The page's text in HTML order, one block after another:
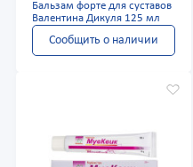
Бальзам форте для суставов
Валентина Дикуля 125 мл
Сообщить о наличии